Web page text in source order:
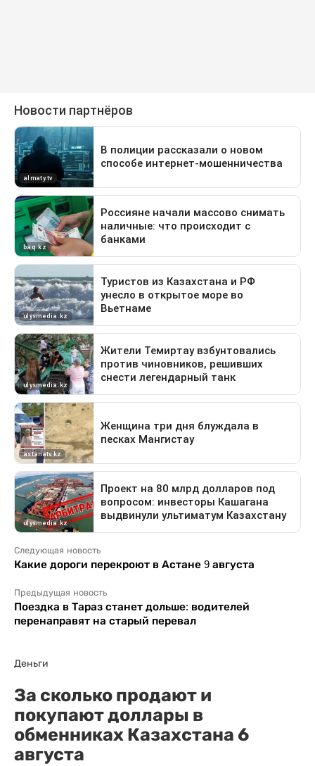
Следующая новость
Какие дороги перекроют в Астане 9 августа
Предыдущая новость
Поездка в Тараз станет дольше: водителей
перенаправят на старый перевал
Деньги
За сколько продают и
покупают доллары в
обменниках Казахстана 6
августа